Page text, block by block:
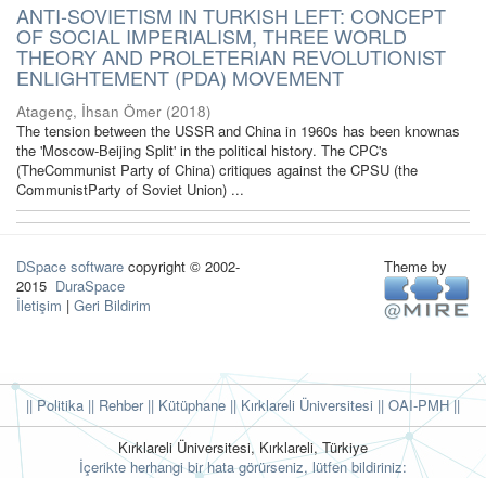
ANTI-SOVIETISM IN TURKISH LEFT: CONCEPT
OF SOCIAL IMPERIALISM, THREE WORLD
THEORY AND PROLETERIAN REVOLUTIONIST
ENLIGHTEMENT (PDA) MOVEMENT
Atagenç, İhsan Ömer (2018)
The tension between the USSR and China in 1960s has been knownas
the 'Moscow-Beijing Split' in the political history. The CPC's
(TheCommunist Party of China) critiques against the CPSU (the
CommunistParty of Soviet Union) ...
DSpace software copyright © 2002-
2015 DuraSpace
İletişim | Geri Bildirim
Theme by
|| Politika || Rehber|| Kütüphane || Kırklareli Üniversitesi || OAI-PMH ||
Kırklareli Üniversitesi, Kırklareli, Türkiye
İçerikte herhangi bir hata görürseniz, lütfen bildiriniz: